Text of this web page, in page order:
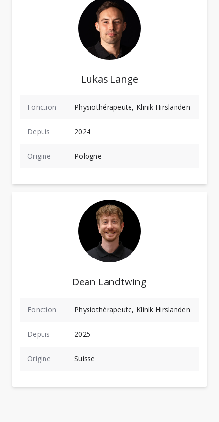
Lukas Lange
Fonction Physiothérapeute, Klinik Hirslanden
Depuis 2024
Origine Pologne
Dean Landtwing
Fonction Physiothérapeute, Klinik Hirslanden
Depuis 2025
Origine Suisse